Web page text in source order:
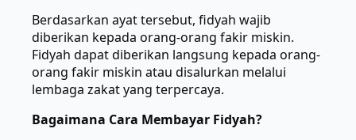
Berdasarkan ayat tersebut, fidyah wajib
diberikan kepada orang-orang fakir miskin.
Fidyah dapat diberikan langsung kepada orang-
orang fakir miskin atau disalurkan melalui
lembaga zakat yang terpercaya.
Bagaimana Cara Membayar Fidyah?